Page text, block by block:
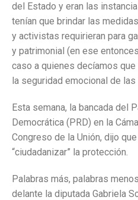
del Estado y eran las
tenían que brindar las
y activistas requirieran para
y patrimonial (en ese
caso a quienes decíamos
la seguridad emocional de las
Esta semana, la bancada del
Democrática (PRD) en la
Congreso de la Unión, dijo
“ciudadanizar” la protección.
Palabras más, palabras
delante la diputada Gabriela